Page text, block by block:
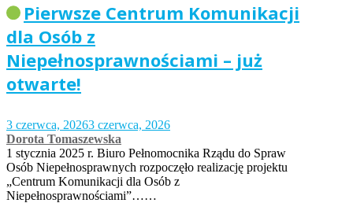
Pierwsze Centrum Komunikacji
dla Osób z
Niepełnosprawnościami – już
otwarte!
3 czerwca, 20263 czerwca, 2026
Dorota Tomaszewska
1 stycznia 2025 r. Biuro Pełnomocnika Rządu do Spraw
Osób Niepełnosprawnych rozpoczęło realizację projektu
„Centrum Komunikacji dla Osób z
Niepełnosprawnościami”……